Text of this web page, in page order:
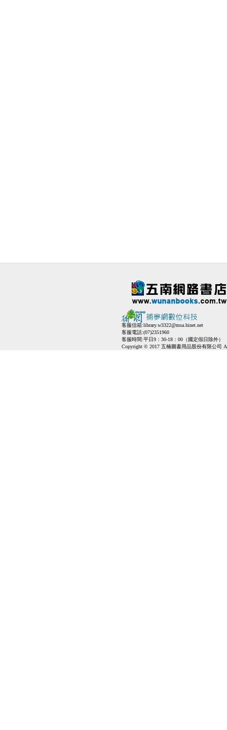
客服信箱:library.w3322@msa.hinet.net
客服電話:(07)2351960
客服時間:平日9：30-18：00（國定假日除外）
Copyright © 2017 五楠圖書用品股份有限公司